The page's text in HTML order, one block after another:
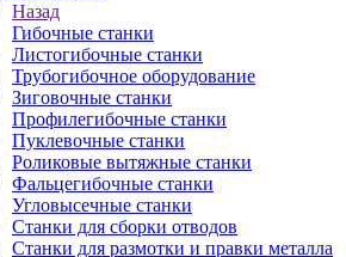
Назад
Гибочные станки
Листогибочные станки
Трубогибочное оборудование
Зиговочные станки
Профилегибочные станки
Пуклевочные станки
Роликовые вытяжные станки
Фальцегибочные станки
Угловысечные станки
Станки для сборки отводов
Станки для размотки и правки металла